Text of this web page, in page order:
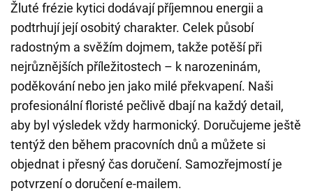
Žluté frézie kytici dodávají příjemnou energii a
podtrhují její osobitý charakter. Celek působí
radostným a svěžím dojmem, takže potěší při
nejrůznějších příležitostech – k narozeninám,
poděkování nebo jen jako milé překvapení. Naši
profesionální floristé pečlivě dbají na každý detail,
aby byl výsledek vždy harmonický. Doručujeme ještě
tentýž den během pracovních dnů a můžete si
objednat i přesný čas doručení. Samozřejmostí je
potvrzení o doručení e-mailem.